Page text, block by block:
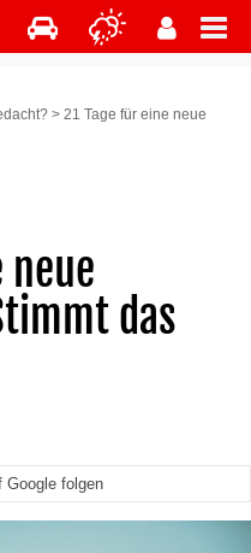
> 21 Tage für eine neue
neue
das
Google folgen